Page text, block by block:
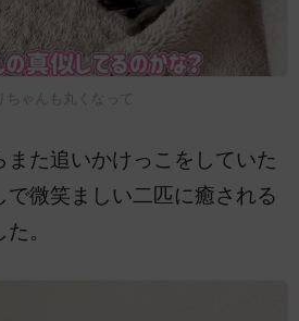
ちゃんも丸くなって
また追いかけっこをしていた
で微笑ましい二匹に癒される
。